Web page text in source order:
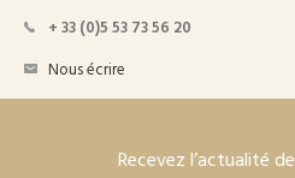
+ 33 (0)5 53 73 56 20
Nous écrire
Recevez l’actualité